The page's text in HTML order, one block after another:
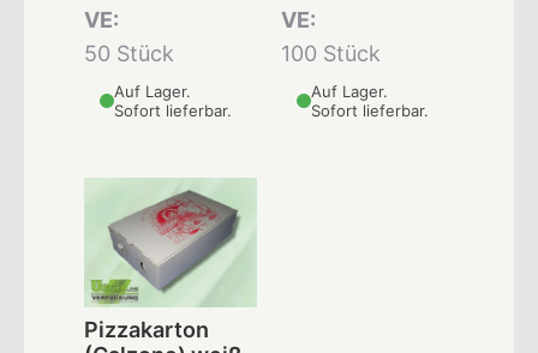
VE:
50 Stück
Auf Lager.
Sofort lieferbar.
VE:
100 Stück
Auf Lager.
Sofort lieferbar.
Pizzakarton